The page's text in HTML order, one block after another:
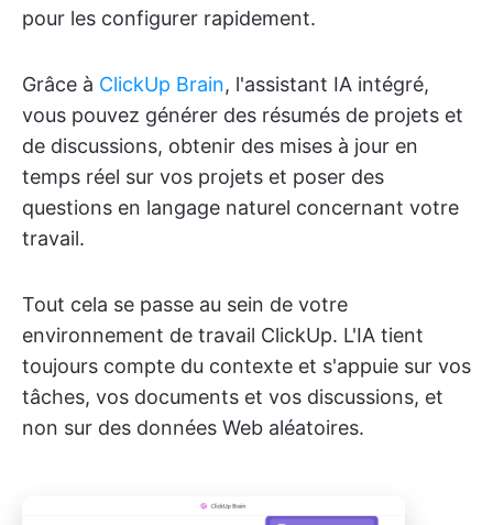
pour les configurer rapidement.
Grâce à ClickUp Brain, l'assistant IA intégré,
vous pouvez générer des résumés de projets et
de discussions, obtenir des mises à jour en
temps réel sur vos projets et poser des
questions en langage naturel concernant votre
travail.
Tout cela se passe au sein de votre
environnement de travail ClickUp. L'IA tient
toujours compte du contexte et s'appuie sur vos
tâches, vos documents et vos discussions, et
non sur des données Web aléatoires.